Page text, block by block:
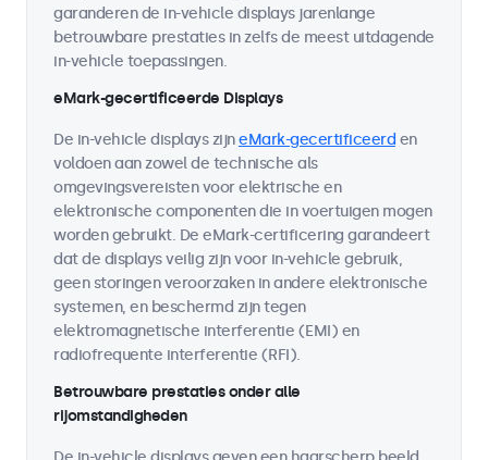
garanderen de in-vehicle displays jarenlange
betrouwbare prestaties in zelfs de meest uitdagende
in-vehicle toepassingen.
eMark-gecertificeerde Displays
De in-vehicle displays zijneMark-gecertificeerd en
voldoen aan zowel de technische als
omgevingsvereisten voor elektrische en
elektronische componenten die in voertuigen mogen
worden gebruikt. De eMark-certificering garandeert
dat de displays veilig zijn voor in-vehicle gebruik,
geen storingen veroorzaken in andere elektronische
systemen, en beschermd zijn tegen
elektromagnetische interferentie (EMI) en
radiofrequente interferentie (RFI).
Betrouwbare prestaties onder alle
rijomstandigheden